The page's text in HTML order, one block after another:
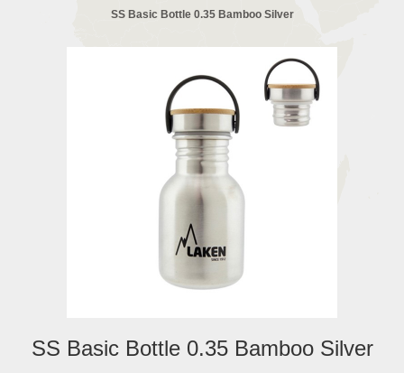
SS Basic Bottle 0.35 Bamboo Silver
SS Basic Bottle 0.35 Bamboo Silver